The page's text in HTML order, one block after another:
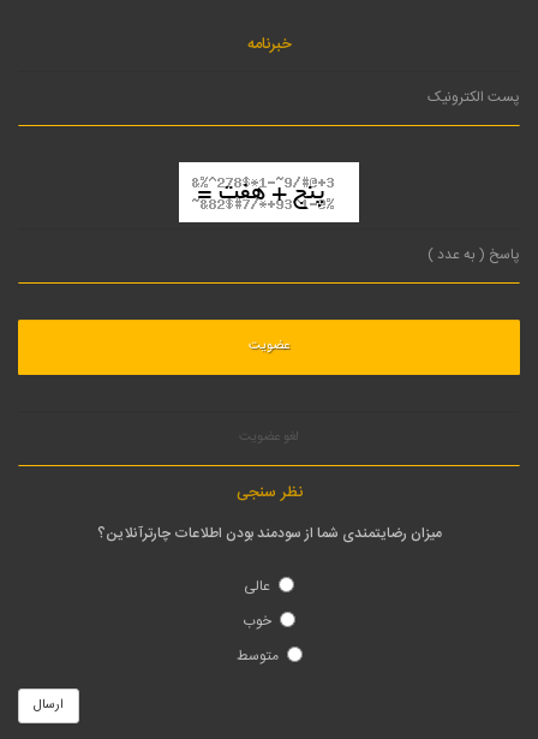
خبرنامه
لغو عضویت
نظر سنجی
میزان رضایتمندی شما از سودمند بودن اطلاعات چارترآنلاین؟
عالی
خوب
متوسط
ارسال